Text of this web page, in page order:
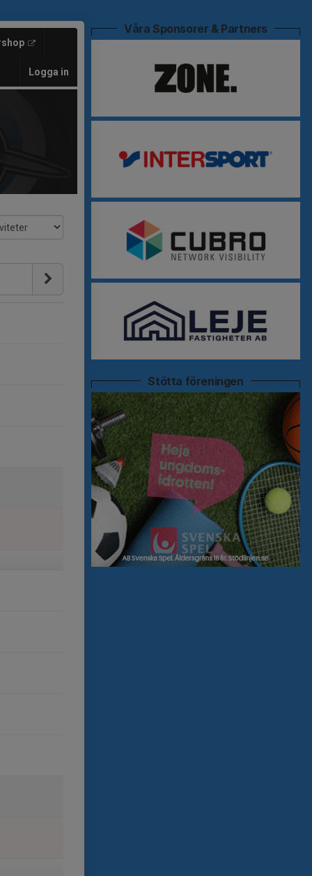
Logga in
Våra Sponsorer & Partners
Stötta föreningen